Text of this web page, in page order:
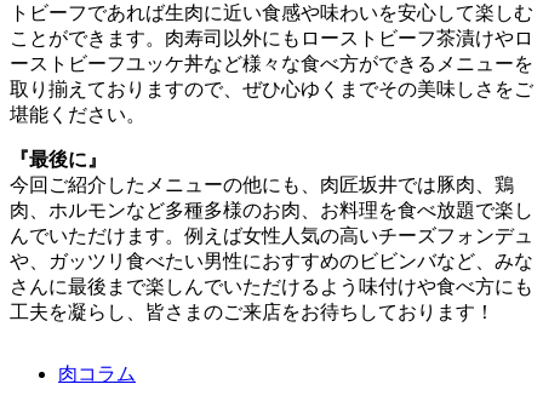
トビーフであれば生肉に近い食感や味わいを安心して楽しむ
ことができます。肉寿司以外にもローストビーフ茶漬けやロ
ーストビーフユッケ丼など様々な食べ方ができるメニューを
取り揃えておりますので、ぜひ心ゆくまでその美味しさをご
堪能ください。
『最後に』
今回ご紹介したメニューの他にも、肉匠坂井では豚肉、鶏
肉、ホルモンなど多種多様のお肉、お料理を食べ放題で楽し
んでいただけます。例えば女性人気の高いチーズフォンデュ
や、ガッツリ食べたい男性におすすめのビビンバなど、みな
さんに最後まで楽しんでいただけるよう味付けや食べ方にも
工夫を凝らし、皆さまのご来店をお待ちしております！
肉コラム